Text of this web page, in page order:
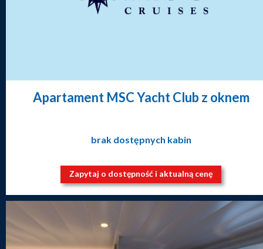
Apartament MSC Yacht Club z oknem
brak dostępnych kabin
Zapytaj o dostępność i aktualną cenę